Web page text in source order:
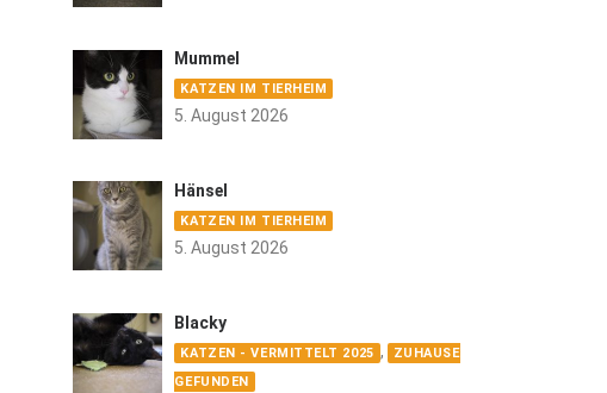
Mummel
KATZEN IM TIERHEIM
5. August 2026
Hänsel
KATZEN IM TIERHEIM
5. August 2026
Blacky
KATZEN - VERMITTELT 2025 ,
ZUHAUSE
GEFUNDEN